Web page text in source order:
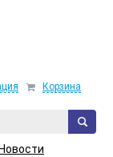
Корзина
Новости